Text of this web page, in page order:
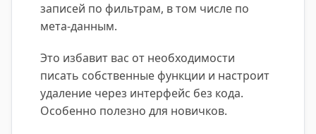
записей по фильтрам, в том числе по
мета-данным.
Это избавит вас от необходимости
писать собственные функции и настроит
удаление через интерфейс без кода.
Особенно полезно для новичков.